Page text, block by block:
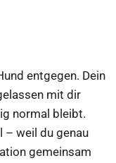
entgegen. Dein
mit dir
normal bleibt.
– weil du genau
gemeinsam